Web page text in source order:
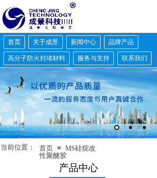
首页 关于成景 新闻中心 品牌产品
高分子防火封堵材料 服务与支持 联系我们
当前位置： 首页 ≡ MS硅烷改
性聚醚胶
产品中心